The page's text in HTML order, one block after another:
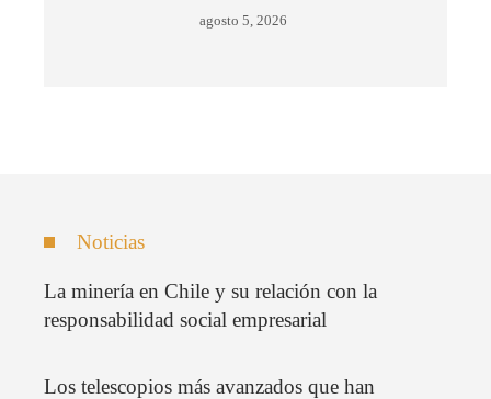
agosto 5, 2026
Noticias
La minería en Chile y su relación con la
responsabilidad social empresarial
Los telescopios más avanzados que han